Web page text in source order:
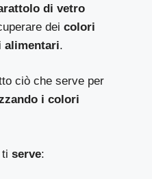
di vetro
deicolori
alimentari.
ciò che serve per
i colori
serve: